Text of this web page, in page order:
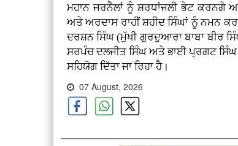
ਮਹਾਨ ਜਰਨੈਲਾਂ ਨੂੰ ਸ਼ਰਧਾਂਜਲੀ ਭੇਟ ਕਰਨਗੇ
ਅਤੇ ਅਰਦਾਸ ਰਾਹੀਂ ਸ਼ਹੀਦ ਸਿੰਘਾਂ ਨੂੰ ਨਮਨ
ਦਰਸ਼ਨ ਸਿੰਘ (ਮੁੱਖੀ ਗੁਰਦੁਆਰਾ ਬਾਬਾ ਬੀਰ
ਸਰਪੰਚ ਦਲਜੀਤ ਸਿੰਘ ਅਤੇ ਭਾਈ ਪ੍ਰਗਟ ਸਿੰਘ
ਸਹਿਯੋਗ ਦਿੱਤਾ ਜਾ ਰਿਹਾ ਹੈ।
07 August, 2026